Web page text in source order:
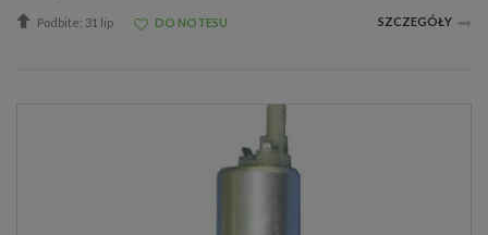
Podbite: 31 lip DO NOTESU SZCZEGÓŁY